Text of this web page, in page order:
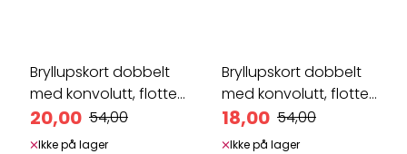
Bryllupskort dobbelt
med konvolutt, flotte
...
20,00 54,00
Ikke på lager
Bryllupskort dobbelt
med konvolutt, flotte
...
18,00 54,00
Ikke på lager